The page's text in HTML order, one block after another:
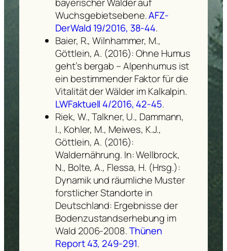
bayerischer Wälder auf
Wuchsgebietsebene.AFZ-
DerWald 19/2016, 38-44.
Baier, R., Wilnhammer, M.,
Göttlein, A. (2016): Ohne Humus
geht’s bergab – Alpenhumus ist
ein bestimmender Faktor für die
Vitalität der Wälder im Kalkalpin.
LWFaktuell 4/2016, 42-45.
Riek, W., Talkner, U., Dammann,
I., Kohler, M., Meiwes, K.J.,
Göttlein, A. (2016):
Waldernährung. In: Wellbrock,
N., Bolte, A., Flessa, H. (Hrsg.):
Dynamik und räumliche Muster
forstlicher Standorte in
Deutschland: Ergebnisse der
Bodenzustandserhebung im
Wald 2006-2008.Thünen
Report 43, 249-291.